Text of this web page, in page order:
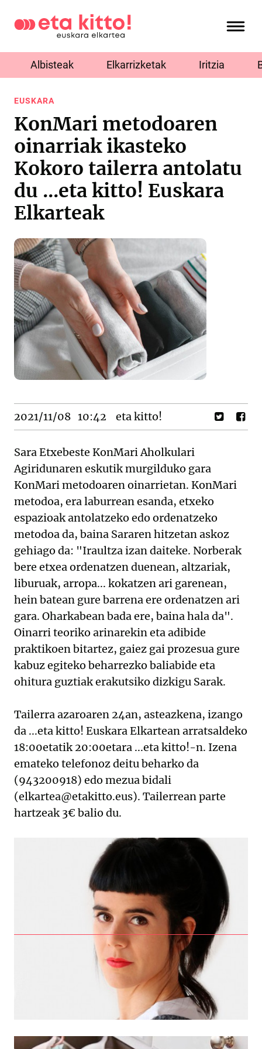
Albisteak Elkarrizketak Iritzia
EUSKARA
KonMari metodoaren
oinarriak ikasteko
Kokoro tailerra antolatu
du ...eta kitto! Euskara
Elkarteak
2021/11/08 10:42 eta kitto!
Sara Etxebeste KonMari Aholkulari
Agiridunaren eskutik murgilduko gara
KonMari metodoaren oinarrietan. KonMari
metodoa, era laburrean esanda, etxeko
espazioak antolatzeko edo ordenatzeko
metodoa da, baina Sararen hitzetan askoz
gehiago da: "Iraultza izan daiteke. Norberak
bere etxea ordenatzen duenean, altzariak,
liburuak, arropa... kokatzen ari garenean,
hein batean gure barrena ere ordenatzen ari
gara. Oharkabean bada ere, baina hala da".
Oinarri teoriko arinarekin eta adibide
praktikoen bitartez, gaiez gai prozesua gure
kabuz egiteko beharrezko baliabide eta
ohitura guztiak erakutsiko dizkigu Sarak.
Tailerra azaroaren 24an, asteazkena, izango
da ...eta kitto! Euskara Elkartean arratsaldeko
18:00etatik 20:00etara ...eta kitto!-n. Izena
emateko telefonoz deitu beharko da
(943200918) edo mezua bidali
(elkartea@etakitto.eus). Tailerrean parte
hartzeak 3€ balio du.